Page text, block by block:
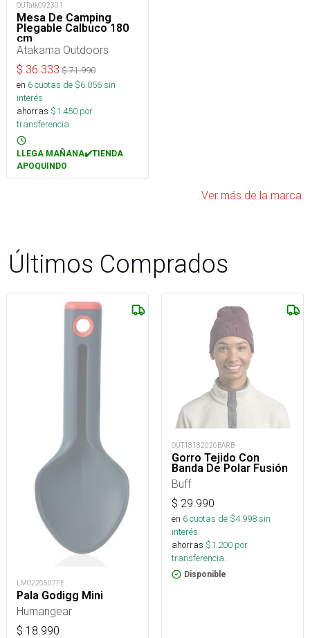
OUTatk092301
Mesa De Camping
Plegable Calbuco 180
cm
Atakama Outdoors
$ 36.333 $71.990
en 6cuotas de $6.056sin
interés
ahorras $1.450 por
transferencia.
LLEGA MAÑANA✔️TIENDA
APOQUINDO
Ver más de la marca
Últimos Comprados
LMO220507FE
Pala Godigg Mini
Humangear
$ 18.990
OUT18182026BARB
Gorro Tejido Con
Banda De Polar Fusión
Buff
$ 29.990
en 6cuotas de $4.998sin
interés
ahorras $1.200 por
transferencia.
Disponible